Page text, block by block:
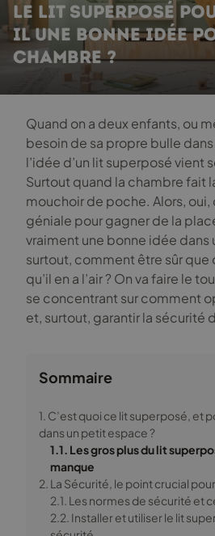
LE LIT SUPERPOSÉ
IL UNE BONNE IDÉE
CHAMBRE ?
Quand on a deux enfants, ou
besoin de sa propre bulle
l’idée d’un lit superposé vient
Surtout quand la chambre fait
mouchoir de poche. Alors, oui,
géniale pour gagner de la
vraiment une bonne idée dans
surtout, comment être sûr que
qu’il en a l’air ? On va faire le
se concentrant sur comment
et, surtout, garantir la sécurité
Sommaire
1. C’est quoi ce lit superposé, et
dans un petit espace ?
1.1. Les gros plus du lit
manque
2. La Sécurité, le point crucial
2.1. Les normes de sécurité et
2.2. Installer et utiliser le lit